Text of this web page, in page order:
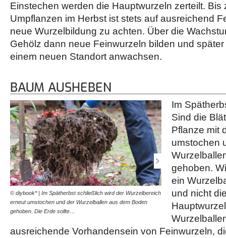
Einstechen werden die Hauptwurzeln zerteilt. Bis
Umpflanzen im Herbst ist stets auf ausreichend
neue Wurzelbildung zu achten. Über die
Gehölz dann neue Feinwurzeln bilden und
einem neuen Standort anwachsen.
BAUM AUSHEBEN
© diybook* | Im Spätherbst schließlich wird der Wurzelbereich
erneut umstochen und der Wurzelballen aus dem Boden
gehoben. Die Erde sollte…
© diybook* | Um den
Ahorn transportfähig
zunächst vorsichtig auf…
Im
Sind die
Pflanze mit
umstochen
gehoben.
ein
und nicht
ausreichende Vorhandensein von Feinwurzeln,